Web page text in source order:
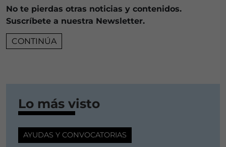
No te pierdas otras noticias y contenidos.
Suscríbete a nuestra Newsletter.
CONTINÚA
Lo más visto
AYUDAS Y CONVOCATORIAS